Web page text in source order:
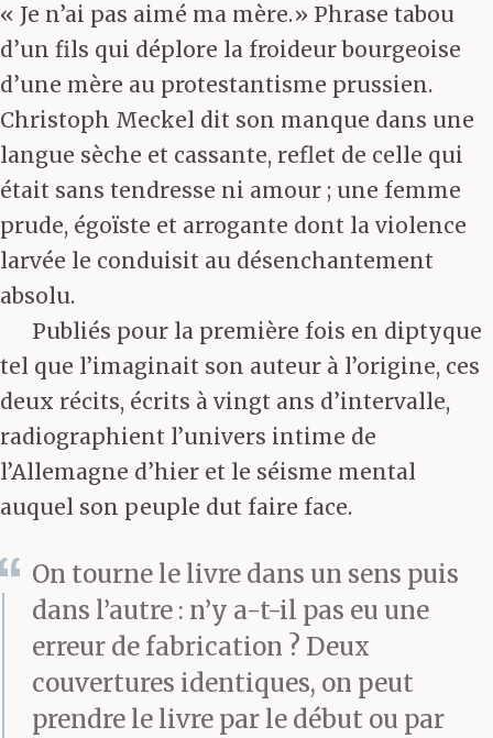
« Je n’ai pas aimé ma mère.» Phrase tabou
d’un fils qui déplore la froideur bourgeoise
d’une mère au protestantisme prussien.
Christoph Meckel dit son manque dans une
langue sèche et cassante, reflet de celle qui
était sans tendresse ni amour ; une femme
prude, égoïste et arrogante dont la violence
larvée le conduisit au désenchantement
absolu.
Publiés pour la première fois en diptyque
tel que l’imaginait son auteur à l’origine, ces
deux récits, écrits à vingt ans d’intervalle,
radiographient l’univers intime de
l’Allemagne d’hier et le séisme mental
auquel son peuple dut faire face.
On tourne le livre dans un sens puis
dans l’autre : n’y a-t-il pas eu une
erreur de fabrication ? Deux
couvertures identiques, on peut
prendre le livre par le début ou par